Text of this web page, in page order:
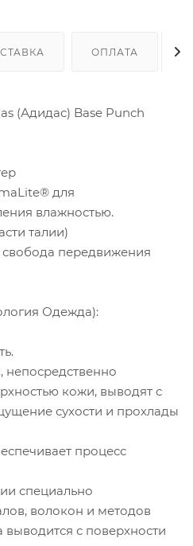
ОПЛАТА
(Адидас) Base Punch
для
влажностью.
талии)
передвижения
Одежда):
кожи, выводят с
сухости и прохлады
процесс
специально
волокон и методов
выводится с поверхности